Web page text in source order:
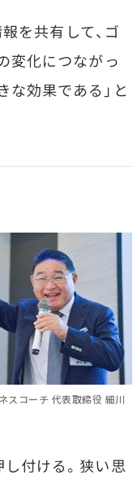
を共有して、ゴ
変化につながっ
効果である」と
スコーチ 代表取締役 細川
付ける。狭い思